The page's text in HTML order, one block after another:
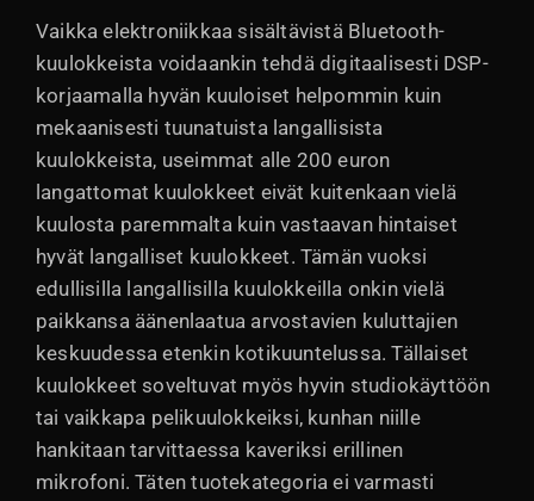
Vaikka elektroniikkaa sisältävistä Bluetooth-
kuulokkeista voidaankin tehdä digitaalisesti DSP-
korjaamalla hyvän kuuloiset helpommin kuin
mekaanisesti tuunatuista langallisista
kuulokkeista, useimmat alle 200 euron
langattomat kuulokkeet eivät kuitenkaan vielä
kuulosta paremmalta kuin vastaavan hintaiset
hyvät langalliset kuulokkeet. Tämän vuoksi
edullisilla langallisilla kuulokkeilla onkin vielä
paikkansa äänenlaatua arvostavien kuluttajien
keskuudessa etenkin kotikuuntelussa. Tällaiset
kuulokkeet soveltuvat myös hyvin studiokäyttöön
tai vaikkapa pelikuulokkeiksi, kunhan niille
hankitaan tarvittaessa kaveriksi erillinen
mikrofoni. Täten tuotekategoria ei varmasti